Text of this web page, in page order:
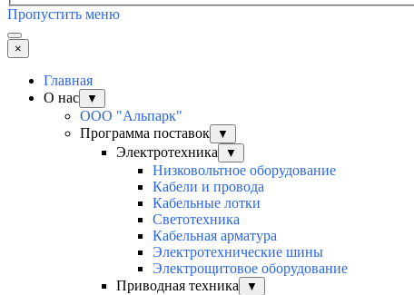
Пропустить меню
×
Главная
О нас
▼
ООО "Альпарк"
Программа поставок
▼
Электротехника ▼
Низковольтное оборудование
Кабели и провода
Кабельные лотки
Светотехника
Кабельная арматура
Электротехнические шины
Электрощитовое оборудование
Приводная техника
▼